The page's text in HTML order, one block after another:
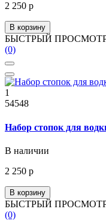
2 250 р
В корзину
БЫСТРЫЙ
(0)
1
54548
Набор стопок для
В наличии
2 250 р
В корзину
БЫСТРЫЙ
(0)